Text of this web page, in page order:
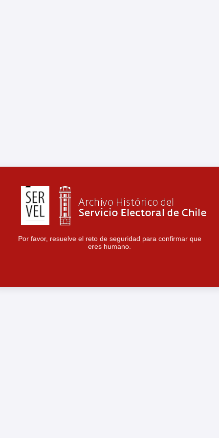
Por favor, resuelve el reto de seguridad para confirmar que
eres humano.